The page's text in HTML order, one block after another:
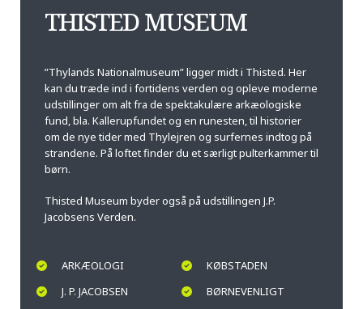
THISTED MUSEUM
”Thylands Nationalmuseum” ligger midt i Thisted. Her
kan du træde ind i fortidens verden og opleve moderne
udstillinger om alt fra de spektakulære arkæologiske
fund, bla. Kallerupfundet og en runesten, til historier
om de nye tider med Thylejren og surfernes indtog på
strandene. På loftet finder du et særligt pulterkammer til
børn.
Thisted Museum byder også på udstillingen J.P.
Jacobsens Verden.
ARKÆOLOGI
KØBSTADEN
J. P. JACOBSEN
BØRNEVENLIGT